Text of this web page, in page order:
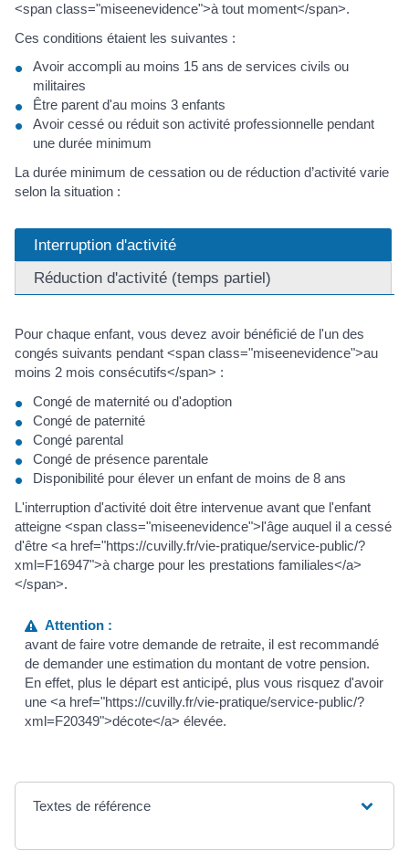
<span class="miseenevidence">à tout moment</span>.
Ces conditions étaient les suivantes :
Avoir accompli au moins 15 ans de services civils ou
militaires
Être parent d'au moins 3 enfants
Avoir cessé ou réduit son activité professionnelle pendant
une durée minimum
La durée minimum de cessation ou de réduction d’activité varie
selon la situation :
Interruption d'activité
Réduction d'activité (temps partiel)
Pour chaque enfant, vous devez avoir bénéficié de l'un des
congés suivants pendant <span class="miseenevidence">au
moins 2 mois consécutifs</span> :
Congé de maternité ou d'adoption
Congé de paternité
Congé parental
Congé de présence parentale
Disponibilité pour élever un enfant de moins de 8 ans
L'interruption d'activité doit être intervenue avant que l'enfant
atteigne <span class="miseenevidence">l'âge auquel il a cessé
d'être <a href="https://cuvilly.fr/vie-pratique/service-public/?
xml=F16947">à charge pour les prestations familiales</a>
</span>.
Attention :
avant de faire votre demande de retraite, il est recommandé
de demander une estimation du montant de votre pension.
En effet, plus le départ est anticipé, plus vous risquez d'avoir
une <a href="https://cuvilly.fr/vie-pratique/service-public/?
xml=F20349">décote</a> élevée.
Textes de référence